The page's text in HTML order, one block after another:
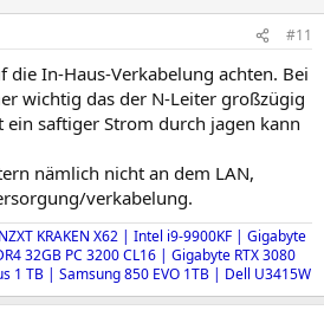
#11
die In-Haus-Verkabelung achten. Bei
wichtig das der N-Leiter großzügig
saftiger Strom durch jagen kann
nämlich nicht an dem LAN,
verkabelung.
KRAKEN X62 | Intel i9-9900KF | Gigabyte
32GB PC 3200 CL16 | Gigabyte RTX 3080
1 TB | Samsung 850 EVO 1TB | Dell U3415W